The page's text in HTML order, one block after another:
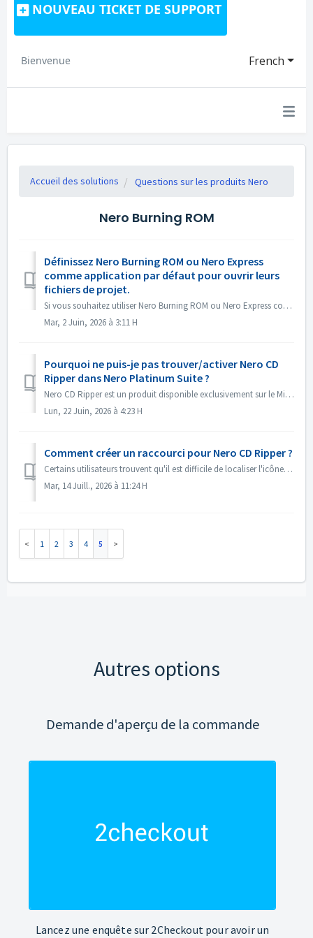
NOUVEAU TICKET DE SUPPORT
French
Bienvenue
Accueil des solutions Questions sur les produits Nero
Nero Burning ROM
Définissez Nero Burning ROM ou Nero Express
comme application par défaut pour ouvrir leurs
fichiers de projet.
Si vous souhaitez utiliser Nero Burning ROM ou Nero Express comme application par défaut pour ouvrir les fichiers de projet Nero Burning ROM ou les projets ...
Mar, 2 Juin, 2026 à 3:11 H
Pourquoi ne puis-je pas trouver/activer Nero CD
Ripper dans Nero Platinum Suite ?
Nero CD Ripper est un produit disponible exclusivement sur le Microsoft Store (https://apps.microsoft.com/detail/9NSNQ0CPD06G) et n'est pas inclus dans ...
Lun, 22 Juin, 2026 à 4:23 H
Comment créer un raccourci pour Nero CD Ripper ?
Certains utilisateurs trouvent qu'il est difficile de localiser l'icône de Nero CD Ripper et doivent se rendre à chaque fois sur le Microsoft Store ...
Mar, 14 Juill., 2026 à 11:24 H
1 2 3 4 5
Autres options
Demande d'aperçu de la commande
Lancez une enquête sur 2Checkout pour avoir un